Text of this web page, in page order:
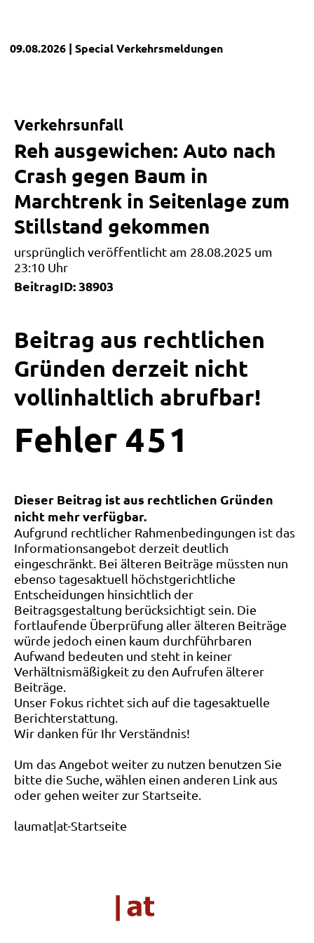
09.08.2026 | SpecialVerkehrsmeldungen
Verkehrsunfall
Reh ausgewichen: Auto nach
Crash gegen Baum in
Marchtrenk in Seitenlage zum
Stillstand gekommen
ursprünglich veröffentlicht am 28.08.2025 um
23:10 Uhr
BeitragID: 38903
Beitrag aus rechtlichen
Gründen derzeit nicht
vollinhaltlich abrufbar!
Fehler 4 5 1
Dieser Beitrag ist aus rechtlichen Gründen
nicht mehr verfügbar.
Aufgrund rechtlicher Rahmenbedingungen ist das
Informationsangebot derzeit deutlich
eingeschränkt. Bei älteren Beiträge müssten nun
ebenso tagesaktuell höchstgerichtliche
Entscheidungen hinsichtlich der
Beitragsgestaltung berücksichtigt sein. Die
fortlaufende Überprüfung aller älteren Beiträge
würde jedoch einen kaum durchführbaren
Aufwand bedeuten und steht in keiner
Verhältnismäßigkeit zu den Aufrufen älterer
Beiträge.
Unser Fokus richtet sich auf die tagesaktuelle
Berichterstattung.
Wir danken für Ihr Verständnis!
Um das Angebot weiter zu nutzen benutzen Sie
bitte die Suche, wählen einen anderen Link aus
oder gehen weiter zur Startseite.
laumat|at-Startseite